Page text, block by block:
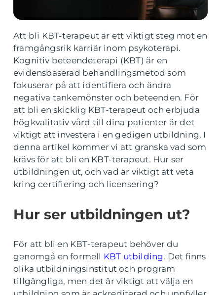
Att bli KBT-terapeut är ett viktigt steg mot en
framgångsrik karriär inom psykoterapi.
Kognitiv beteendeterapi (KBT) är en
evidensbaserad behandlingsmetod som
fokuserar på att identifiera och ändra
negativa tankemönster och beteenden. För
att bli en skicklig KBT-terapeut och erbjuda
högkvalitativ vård till dina patienter är det
viktigt att investera i en gedigen utbildning. I
denna artikel kommer vi att granska vad som
krävs för att bli en KBT-terapeut. Hur ser
utbildningen ut, och vad är viktigt att veta
kring certifiering och licensering?
Hur ser utbildningen ut?
För att bli en KBT-terapeut behöver du
genomgå en formell KBT utbilding. Det finns
olika utbildningsinstitut och program
tillgängliga, men det är viktigt att välja en